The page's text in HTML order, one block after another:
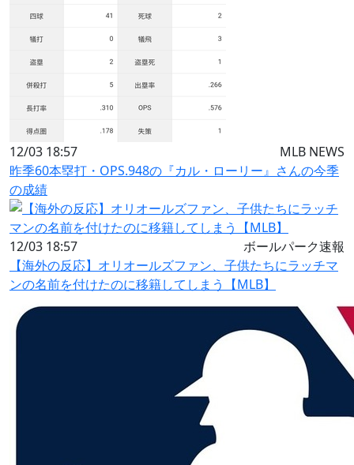
12/03 18:57
MLB NEWS
昨季60本塁打・OPS.948の『カル・ローリー』さんの今季
の成績
12/03 18:57
ボールパーク速報
【海外の反応】オリオールズファン、子供たちにラッチマ
ンの名前を付けたのに移籍してしまう【MLB】